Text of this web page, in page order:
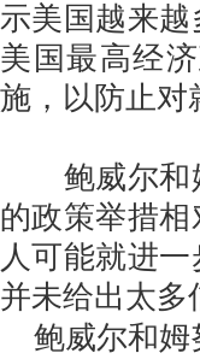
示美国越来
美国最高经
施，以防止对
鲍威尔和姆
的政策举措
人可能就进
并未给出太多
鲍威尔和姆